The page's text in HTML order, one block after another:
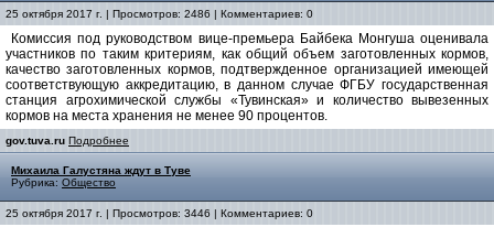
25 октября 2017 г. | Просмотров: 2486 | Комментариев: 0
Комиссия под руководством вице-премьера Байбека Монгуша оценивала
участников по таким критериям, как общий объем заготовленных кормов,
качество заготовленных кормов, подтвержденное организацией имеющей
соответствующую аккредитацию, в данном случае ФГБУ государственная
станция агрохимической службы «Тувинская» и количество вывезенных
кормов на места хранения не менее 90 процентов.
gov.tuva.ru Подробнее
Михаила Галустяна ждут в Туве
Рубрика: Общество
25 октября 2017 г. | Просмотров: 3446 | Комментариев: 0